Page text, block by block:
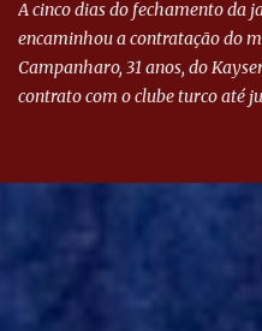
A cinco dias do fechamento da
encaminhou a contratação do
Campanharo, 31 anos, do
contrato com o clube turco até
Evian, da França, Hellas
Desde então, está no
concretizada, o jogador
opção de Mano Menezes no